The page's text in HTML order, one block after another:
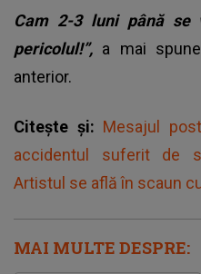
Cam 2-3 luni până se
pericolul!”, a mai
anterior.
Citește și: Mesajul
accidentul suferit de
Artistul se află în scaun
MAI MULTE DESPRE: